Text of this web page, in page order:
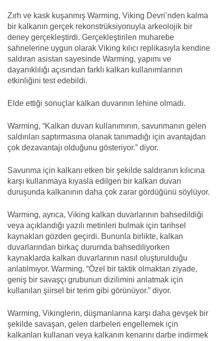
Zırh ve kask kuşanmış Warming, Viking Devri’nden kalma
bir kalkanın gerçek rekonstrüksiyonuyla arkeolojik bir
deney gerçekleştirdi. Gerçekleştirilen muharebe
sahnelerine uygun olarak Viking kılıcı replikasıyla kendine
saldıran asistan sayesinde Warming, yapımı ve
dayanıklılığı açısından farklı kalkan kullanımlarının
etkinliğini test edebildi.
Elde ettiği sonuçlar kalkan duvarının lehine olmadı.
Warming, “Kalkan duvarı kullanımının, savunmanın gelen
saldırıları saptırmasına olanak tanımadığı için avantajdan
çok dezavantajı olduğunu gösteriyor.” diyor.
Savunma için kalkanı etken bir şekilde saldıranın kılıcına
karşı kullanmaya kıyasla edilgen bir kalkan duvarı
duruşunda kalkanının daha çok zarar gördüğünü söylüyor.
Warming, ayrıca, Viking kalkan duvarlarının bahsedildiği
veya açıklandığı yazılı metinleri bulmak için tarihsel
kaynakları gözden geçirdi. Bununla birlikte, kalkan
duvarlarından birkaç durumda bahsediliyorken
kaynaklarda kalkan duvarlarının nasıl oluşturulduğu
anlatılmıyor. Warming, “Özel bir taktik olmaktan ziyade,
geniş bir savaşçı grubunun dizilimini anlatmak için
kullanılan şiirsel bir terim gibi görünüyor.” diyor.
Warming, Vikinglerin, düşmanlarına karşı daha gevşek bir
şekilde savaşan, gelen darbeleri engellemek için
kalkanları kullanan veya kalkanın kenarını darbe indirmek